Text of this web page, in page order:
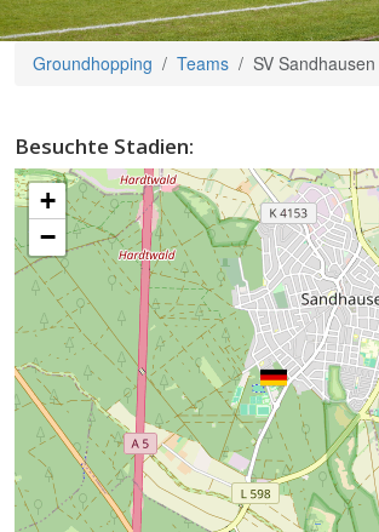
Groundhopping Teams SV Sandhausen
Besuchte Stadien:
+
−